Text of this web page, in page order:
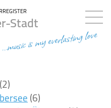
Stadt
...music is my everlasting love
(2)
(6)